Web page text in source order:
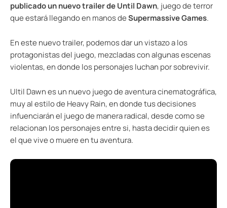
publicado un nuevo trailer de Until Dawn, juego de terror
que estará llegando en manos deSupermassive Games.
En este nuevo trailer, podemos dar un vistazo a los
protagonistas del juego, mezcladas con algunas escenas
violentas, en donde los personajes luchan por sobrevivir.
Ultil Dawn es un nuevo juego de aventura cinematográfica,
muy al estilo de Heavy Rain, en donde tus decisiones
infuenciarán el juego de manera radical, desde como se
relacionan los personajes entre si, hasta decidir quien es
el que vive o muere en tu aventura.